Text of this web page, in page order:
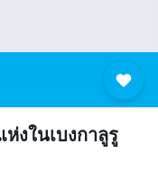
ห่งในเบงกาลูรู